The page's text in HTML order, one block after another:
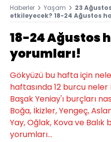
Haberler Yaşam
23
etkileyecek? 18-24 Ağustos
18-24 Ağustos
yorumları!
Gökyüzü bu hafta için
haftasında 12 burcu
Başak Yeniay'ı burçları
Boğa, İkizler, Yengeç,
Yay, Oğlak, Kova ve Balık
yorumları...